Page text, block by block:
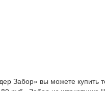
Забор» вы можете купить